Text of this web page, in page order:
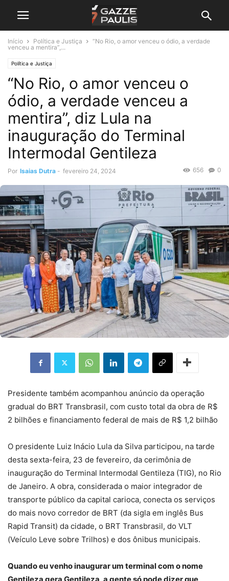
Início Política e Justiça
“No Rio, o amor venceu o ódio, a verdade
venceu a mentira”,...
Política e Justiça
“No Rio, o amor venceu o
ódio, a verdade venceu a
mentira”, diz Lula na
inauguração do Terminal
Intermodal Gentileza
Por Isaias Dutra - fevereiro 24, 2024 0
656
Presidente também acompanhou anúncio da operação
gradual do BRT Transbrasil, com custo total da obra de R$
2 bilhões e financiamento federal de mais de R$ 1,2 bilhão
O presidente Luiz Inácio Lula da Silva participou, na tarde
desta sexta-feira, 23 de fevereiro, da cerimônia de
inauguração do Terminal Intermodal Gentileza (TIG), no Rio
de Janeiro. A obra, considerada o maior integrador de
transporte público da capital carioca, conecta os serviços
do mais novo corredor de BRT (da sigla em inglês Bus
Rapid Transit) da cidade, o BRT Transbrasil, do VLT
(Veículo Leve sobre Trilhos) e dos ônibus municipais.
Quando eu venho inaugurar um terminal com o nome